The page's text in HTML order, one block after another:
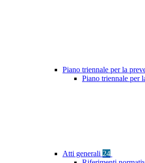
Piano triennale per la
Piano triennale per
Atti generali 24